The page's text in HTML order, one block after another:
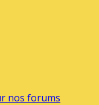
nos forums